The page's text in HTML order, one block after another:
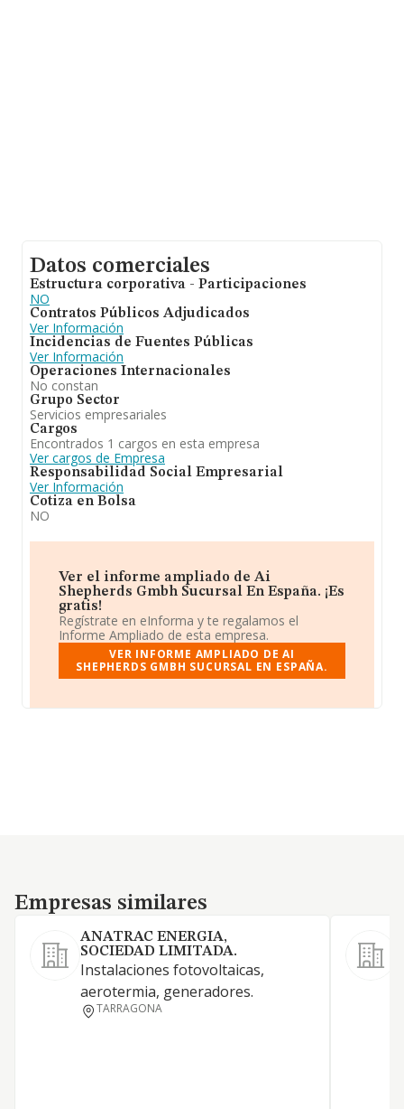
Datos comerciales
Estructura corporativa - Participaciones
NO
Contratos Públicos Adjudicados
Ver Información
Incidencias de Fuentes Públicas
Ver Información
Operaciones Internacionales
No constan
Grupo Sector
Servicios empresariales
Cargos
Encontrados 1 cargos en esta empresa
Ver cargos de Empresa
Responsabilidad Social Empresarial
Ver Información
Cotiza en Bolsa
NO
Ver el informe ampliado de Ai
Shepherds Gmbh Sucursal En España. ¡Es
gratis!
Regístrate en eInforma y te regalamos el
Informe Ampliado de esta empresa.
VER INFORME AMPLIADO DE AI
SHEPHERDS GMBH SUCURSAL EN ESPAÑA.
Empresas similares
Empresas similares
ANATRAC ENERGIA,
SOCIEDAD LIMITADA.
Instalaciones fotovoltaicas,
aerotermia, generadores.
TARRAGONA